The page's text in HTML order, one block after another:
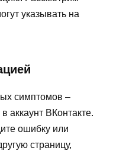
указывать на
симптомов –
аккаунт ВКонтакте.
ошибку или
страницу,